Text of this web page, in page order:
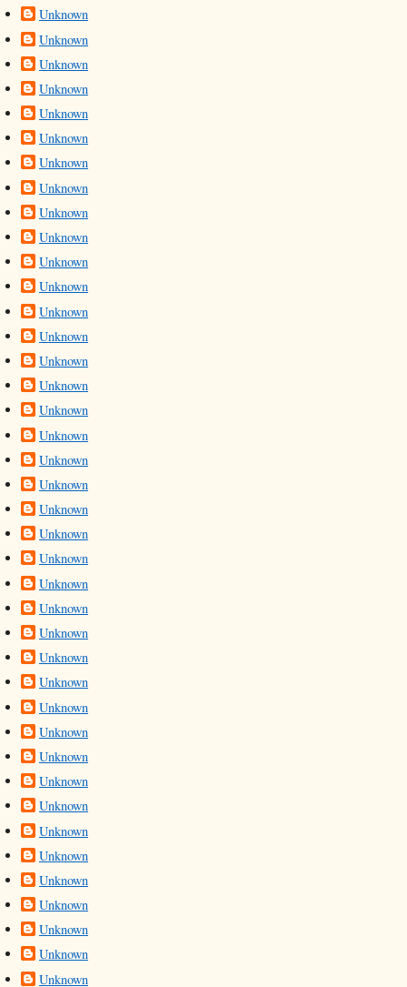
Unknown
Unknown
Unknown
Unknown
Unknown
Unknown
Unknown
Unknown
Unknown
Unknown
Unknown
Unknown
Unknown
Unknown
Unknown
Unknown
Unknown
Unknown
Unknown
Unknown
Unknown
Unknown
Unknown
Unknown
Unknown
Unknown
Unknown
Unknown
Unknown
Unknown
Unknown
Unknown
Unknown
Unknown
Unknown
Unknown
Unknown
Unknown
Unknown
Unknown